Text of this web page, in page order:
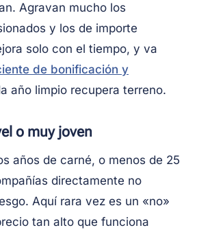
Agravan mucho los
y los de importe
solo con el tiempo, y va
de bonificación y
año limpio recupera terreno.
o muy joven
años de carné, o menos de 25
directamente no
Aquí rara vez es un «no»
tan alto que funciona